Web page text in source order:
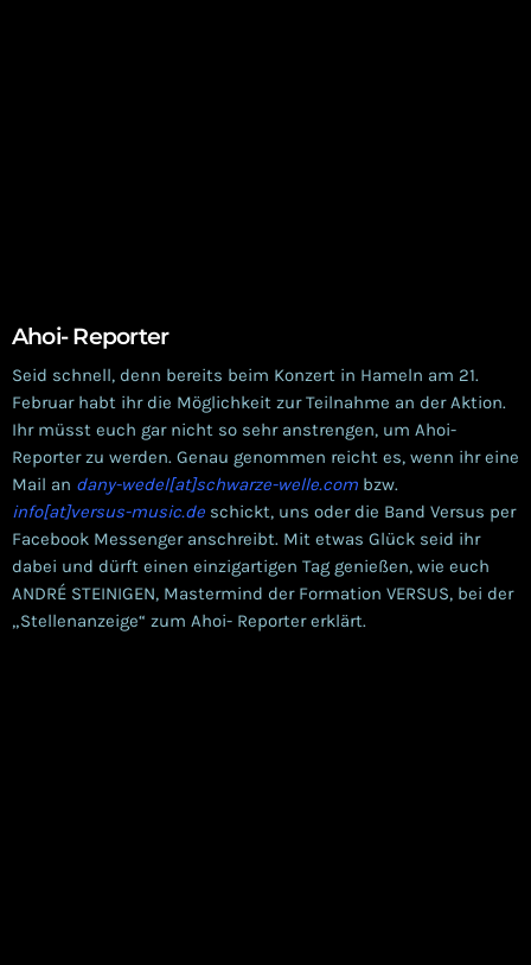
Ahoi- Reporter
Seid schnell, denn bereits beim Konzert in Hameln am 21.
Februar habt ihr die Möglichkeit zur Teilnahme an der Aktion.
Ihr müsst euch gar nicht so sehr anstrengen, um Ahoi-
Reporter zu werden. Genau genommen reicht es, wenn ihr eine
Mail an dany-wedel[at]schwarze-welle.com bzw.
info[at]versus-music.de schickt, uns oder die Band Versus per
Facebook Messenger anschreibt. Mit etwas Glück seid ihr
dabei und dürft einen einzigartigen Tag genießen, wie euch
ANDRÉ STEINIGEN, Mastermind der Formation VERSUS, bei der
„Stellenanzeige“ zum Ahoi- Reporter erklärt.